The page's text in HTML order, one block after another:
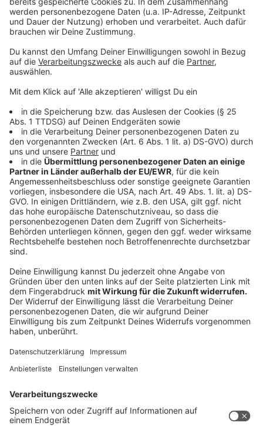
Anzeige
Gerade noch die Apokalypse überlebt, führt uns
Paul
Panzerin sein neues Abenteuer "SCHÖNE NEUE
WELT". Mit feinsinnigem Humor reißt er die Fassaden
des Scheinbaren ein und zeigt, wo die Menschheit
Reichtum trifft auf innere Leere, künstliche
Intelligenz, Kryptowelten und virtuelle Partnersuche.
Paul wird zum Sisyphos der modernen Welt – ein
Dilemma für ihn, aber der größte Spaß des Jahres für
die Zuschauer.
Anzeige
Ingmar Stadelmann , vielfach preisgekrönter
ostdeutscher Stand-up Comedian und Meister des
provokanten Humors! Mit scharfsinnigen und
schonungslosen Pointen nimmt er die Absurditäten
des Alltags aufs Korn. Kein Thema ist ihm zu heikel,
und mit seinem unverwechselbaren Stil bringt er die
Zuschauer zum Lachen und Nachdenken zugleich.
Anzeige
Katie Freudenschuss
wenn wir nicht mehr sind? Wird es das Z-Wort-